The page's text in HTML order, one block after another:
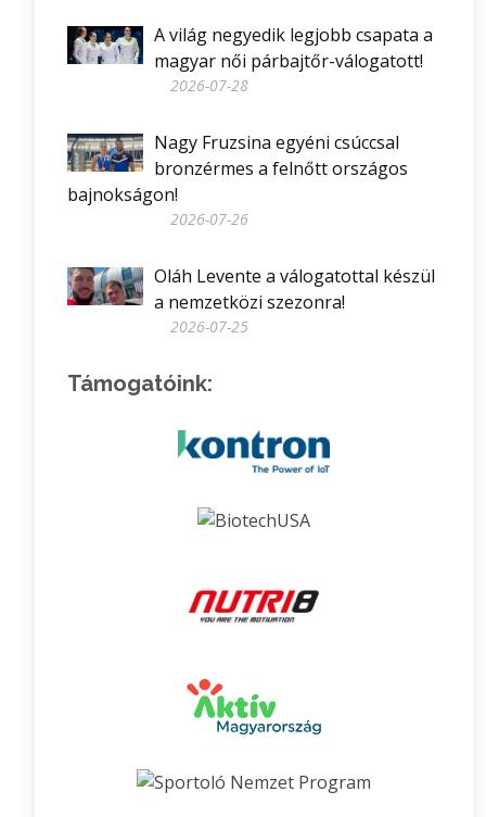
A világ negyedik legjobb csapata a
magyar női párbajtőr-válogatott!
2026-07-28
Nagy Fruzsina egyéni csúccsal
bronzérmes a felnőtt országos
bajnokságon!
2026-07-26
Oláh Levente a válogatottal készül
a nemzetközi szezonra!
2026-07-25
Támogatóink: